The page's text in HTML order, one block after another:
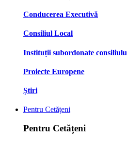
Conducerea Executivă
Consiliul Local
Instituții subordonate
Proiecte Europene
Știri
Pentru Cetățeni
Pentru Cetățeni